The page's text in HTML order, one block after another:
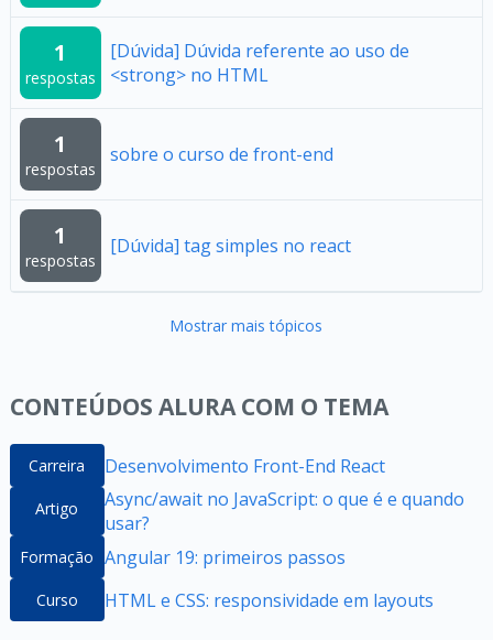
1
respostas
[Dúvida] Dúvida referente ao uso de
<strong> no HTML
1
respostas
sobre o curso de front-end
1
respostas
[Dúvida] tag simples no react
Mostrar mais tópicos
CONTEÚDOS ALURA COM O TEMA
Carreira Desenvolvimento Front-End React
Artigo
Async/await no JavaScript: o que é e quando
usar?
Formação Angular 19: primeiros passos
Curso HTML e CSS: responsividade em layouts